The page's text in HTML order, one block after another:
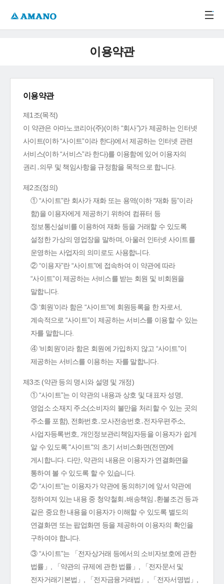
이용약관
이용약관
제1조(목적)
이 약관은 아마노코리아(주)(이하 “회사”)가 제공하는 인터넷
사이트(이하 “사이트”이라 한다)에서 제공하는 인터넷 관련
서비스(이하 “서비스”라 한다)를 이용함에 있어 이용자의
권리․의무 및 책임사항을 규정함을 목적으로 합니다.
제2조(정의)
① “사이트”란 회사가 재화 또는 용역(이하 “재화 등”이라
함)을 이용자에게 제공하기 위하여 컴퓨터 등
정보통신설비를 이용하여 재화 등을 거래할 수 있도록
설정한 가상의 영업장을 말하며, 아울러 인터넷 사이트를
운영하는 사업자의 의미로도 사용합니다.
② “이용자”란 “사이트”에 접속하여 이 약관에 따라
“사이트”이 제공하는 서비스를 받는 회원 및 비회원을
말합니다.
③ ‘회원’이라 함은 “사이트”에 회원등록을 한 자로서,
계속적으로 “사이트”이 제공하는 서비스를 이용할 수 있는
자를 말합니다.
④ ‘비회원’이라 함은 회원에 가입하지 않고 “사이트”이
제공하는 서비스를 이용하는 자를 말합니다.
제3조 (약관 등의 명시와 설명 및 개정)
① “사이트”는 이 약관의 내용과 상호 및 대표자 성명,
영업소 소재지 주소(소비자의 불만을 처리할 수 있는 곳의
주소를 포함), 전화번호․모사전송번호․전자우편주소,
사업자등록번호, 개인정보관리책임자등을 이용자가 쉽게
알 수 있도록 "사이트"의 초기 서비스화면(전면)에
게시합니다. 다만, 약관의 내용은 이용자가 연결화면을
통하여 볼 수 있도록 할 수 있습니다.
② “사이트”는 이용자가 약관에 동의하기에 앞서 약관에
정하여져 있는 내용 중 청약철회․배송책임․환불조건 등과
같은 중요한 내용을 이용자가 이해할 수 있도록 별도의
연결화면 또는 팝업화면 등을 제공하여 이용자의 확인을
구하여야 합니다.
③ “사이트”는 「전자상거래 등에서의 소비자보호에 관한
법률」, 「약관의 규제에 관한 법률」, 「전자문서 및
전자거래기본법」, 「전자금융거래법」, 「전자서명법」,